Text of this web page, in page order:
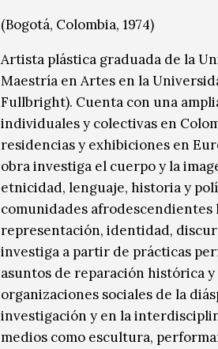
(Bogotá, Colombia, 1974)
Artista plástica graduada de la
Maestría en Artes en la
Fullbright). Cuenta con una
individuales y colectivas en
residencias y exhibiciones en
obra investiga el cuerpo y la
etnicidad, lenguaje, historia y
comunidades afrodescendientes
representación, identidad,
investiga a partir de prácticas
asuntos de reparación histórica
organizaciones sociales de la
investigación y en la
medios como escultura,